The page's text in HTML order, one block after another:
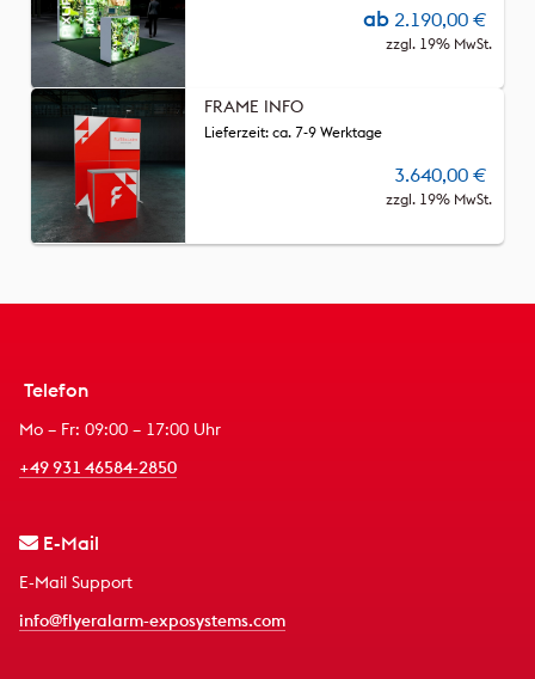
ab 2.190,00 €
zzgl. 19% MwSt.
FRAME INFO
3.640,00 €
zzgl. 19% MwSt.
Lieferzeit: ca. 7-9 Werktage
Telefon
Mo – Fr: 09:00 – 17:00 Uhr
+49 931 46584-2850
E-Mail
E-Mail Support
info@flyeralarm-exposystems.com